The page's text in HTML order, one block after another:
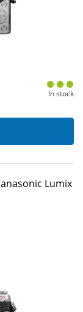
In stock
Lumix